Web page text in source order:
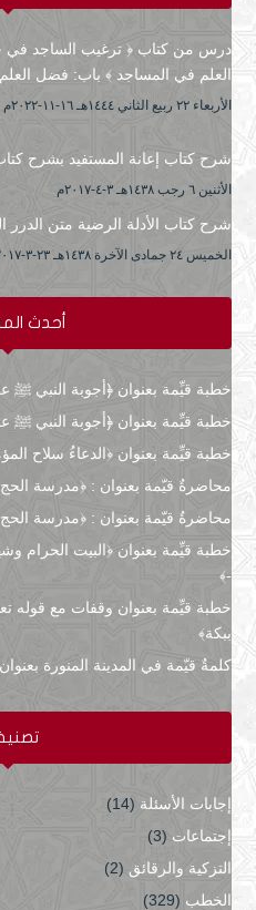
درس من كتاب ﴿ ترغيب الساجد في
العلم في المساجد ﴾ باب: فضل العلم
الأربعاء ۲۲ ربيع الثاني ۱٤٤٤هـ ۱٦-۱۱-۲۰۲۲م
شرح كتاب إعانة المستفيد بشرح
الأثنين ٦ رجب ۱٤۳۸هـ ۳-٤-۲۰۱۷م
شرح كتاب الأدلة الرضية متن الدرر
الخميس ۲٤ جمادى الآخرة ۱٤۳۸هـ ۲۳-۳-۲۰۱۷م
أحدث
خطبة قيِّمة بعنوان ﴿أجوبة النبي ﷺ
خطبة قيِّمة بعنوان ﴿أجوبة النبي ﷺ
خطبة قيِّمة بعنوان ﴿الدعاءُ سلاح
محاضرةٌ قيّمة بعنوان : ﴿مدرسة
محاضرةٌ قيّمة بعنوان : ﴿مدرسة
خطبة قيِّمة بعنوان ﴿البيت الحرام
-﴾
خطبة قيِّمة بعنوان وقفات مع قوله
ببكة﴾
كلمةٌ قيّمة في المدينة المنورة
إجابات الأسئلة (14)
إجتماعات (3)
التزكية والرقائق (2)
الخطب (329)